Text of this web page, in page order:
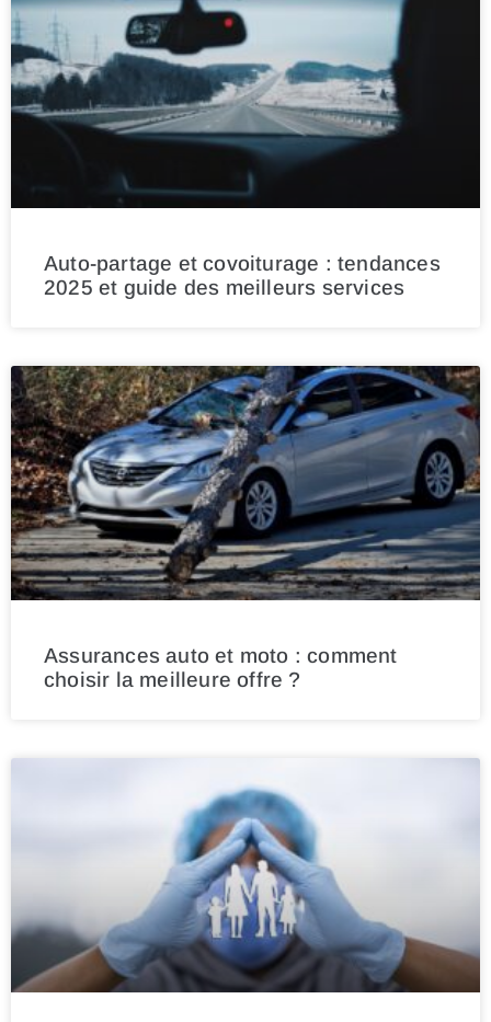
Auto-partage et covoiturage : tendances
2025 et guide des meilleurs services
Assurances auto et moto : comment
choisir la meilleure offre ?